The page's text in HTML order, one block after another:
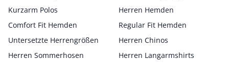
Kurzarm Polos
Herren Hemden
Comfort Fit Hemden
Regular Fit Hemden
Untersetzte Herrengrößen
Herren Chinos
Herren Sommerhosen
Herren Langarmshirts